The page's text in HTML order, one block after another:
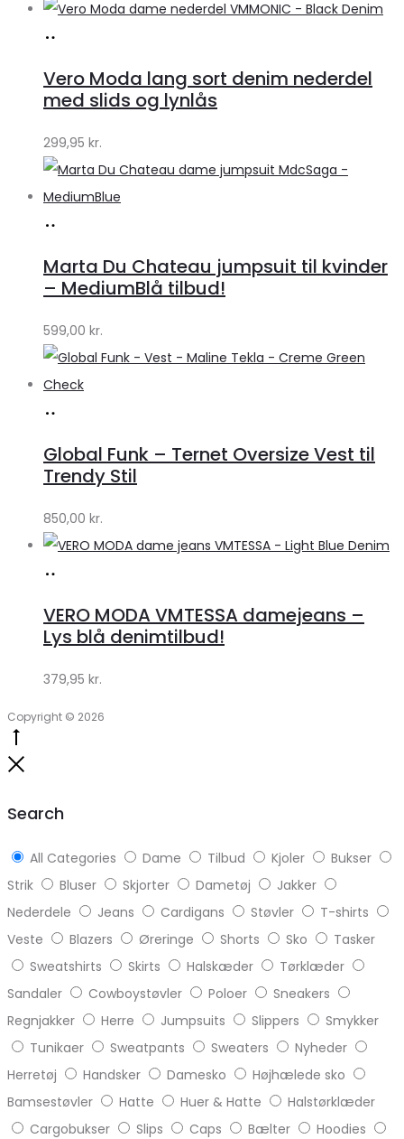
Klædeskabet.dk
Vero Moda lang sort denim nederdel
med slids og lynlås
299,95 kr.
Klædeskabet.dk
Marta Du Chateau jumpsuit til kvinder
– MediumBlå tilbud!
599,00 kr.
Lykke
Lykke
Global Funk – Ternet Oversize Vest til
Trendy Stil
850,00 kr.
Klædeskabet.dk
VERO MODA VMTESSA damejeans –
Lys blå denimtilbud!
379,95 kr.
Copyright © 2026
Search
All Categories Dame Tilbud Kjoler
Bukser
Strik
Bluser Skjorter Dametøj
Jakker
Nederdele
Jeans Cardigans Støvler
T-shirts
Veste
Blazers Øreringe Shorts Sko
Tasker
Sweatshirts
Skirts Halskæder
Tørklæder
Sandaler
Cowboystøvler Poloer
Sneakers
Regnjakker
Herre Jumpsuits Slippers
Smykker
Tunikaer
Sweatpants Sweaters
Nyheder
Herretøj
Handsker Damesko
Højhælede sko
Bamsestøvler
Hatte Huer & Hatte
Halstørklæder
Cargobukser
Slips Caps Bælter
Hoodies